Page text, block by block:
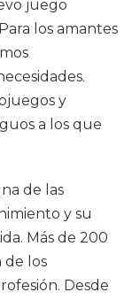
juego
los amantes
y
a los que
de las
y su
Más de 200
de los
Desde